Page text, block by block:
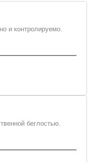
и контролируемо.
беглостью.